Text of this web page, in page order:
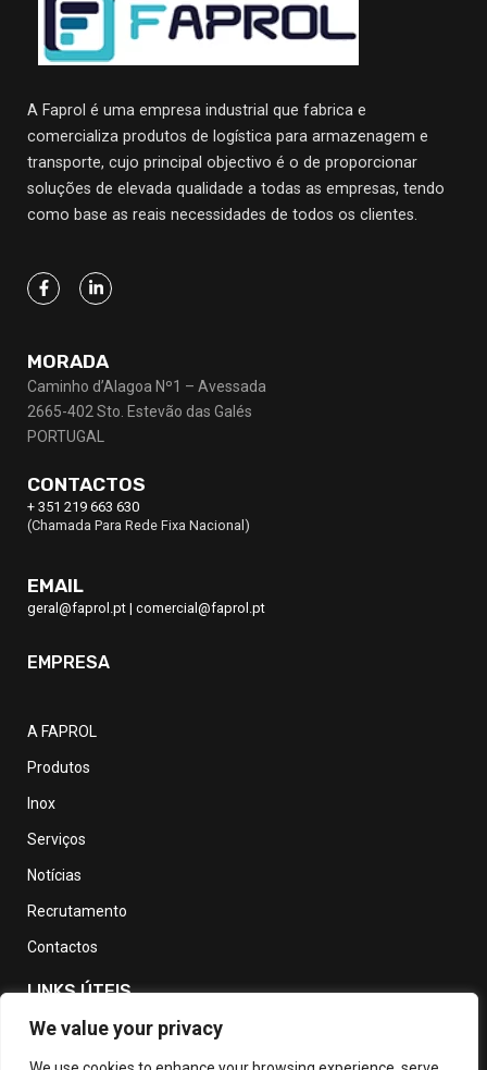
We value your privacy
A Faprol é uma empresa industrial que fabrica e
comercializa produtos de logística para armazenagem e
transporte, cujo principal objectivo é o de proporcionar
soluções de elevada qualidade a todas as empresas, tendo
como base as reais necessidades de todos os clientes.
MORADA
Caminho d’Alagoa Nº1 – Avessada
2665-402 Sto. Estevão das Galés
PORTUGAL
CONTACTOS
+ 351 219 663 630
(Chamada Para Rede Fixa Nacional)
EMAIL
geral@faprol.pt | comercial@faprol.pt
EMPRESA
A FAPROL
Produtos
Inox
Serviços
Notícias
Recrutamento
Contactos
LINKS ÚTEIS
Política de Privacidade